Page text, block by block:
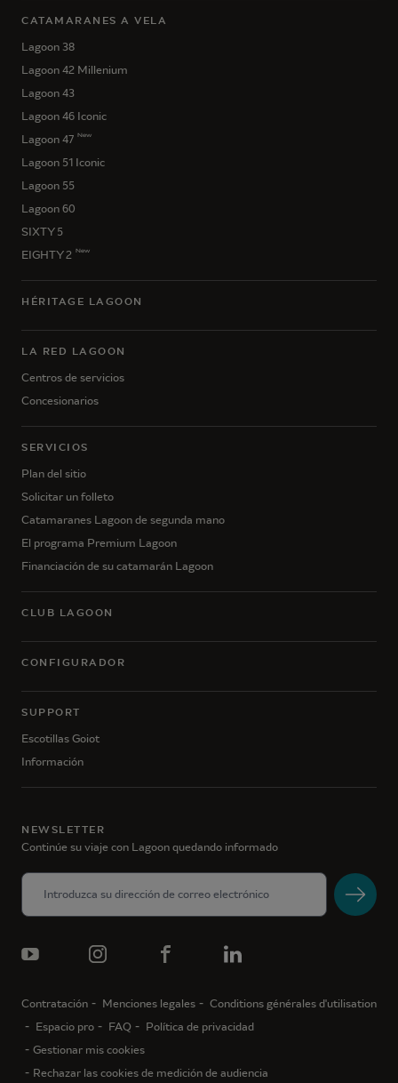
CATAMARANES A VELA
Lagoon 38
Lagoon 42 Millenium
Lagoon 43
Lagoon 46 Iconic
Lagoon 47 New
Lagoon 51 Iconic
Lagoon 55
Lagoon 60
SIXTY 5
EIGHTY 2 New
HÉRITAGE LAGOON
LA RED LAGOON
Centros de servicios
Concesionarios
SERVICIOS
Plan del sitio
Solicitar un folleto
Catamaranes Lagoon de segunda mano
El programa Premium Lagoon
Financiación de su catamarán Lagoon
CLUB LAGOON
CONFIGURADOR
SUPPORT
Escotillas Goiot
Información
NEWSLETTER
Continúe su viaje con Lagoon quedando informado
Contratación Menciones legales
Conditions générales d'utilisation
Espacio pro
FAQ
Política de privacidad
Gestionar mis cookies
Rechazar las cookies de medición de audiencia